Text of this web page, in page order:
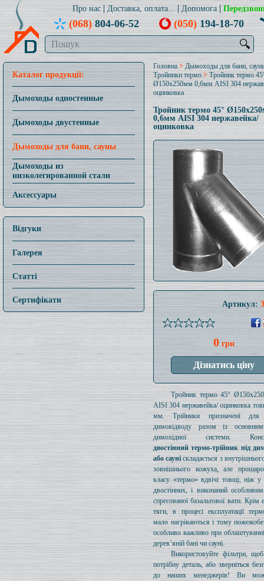
Про нас Доставка, оплата... Допомога
(068)804-06-52 (050)194-18-70
🔍
Каталог продукції:
Дымоходы одностенные
Дымоходы двустенные
Дымоходы для бани, сауны
Дымоходы из
низколегированной стали
Аксессуары
Відгуки
Галерея
Статті
Сертифікати
Головна > Дымоходы для бани,
Тройники термо>Тройник термо
Ø150x250мм 0,6мм AISI 304
оцинковка
Тройник термо 45°
0,6мм AISI 304 нержавейка/
оцинковка
Артикул:
0 грн
Тройник термо 45°
AISI 304 нержавейка/ оцинковка
мм. Трійники призначені для
димовідводу разом із
димохідної системи.
двостінний термо-трійник під
або сауні складається з
зовнішнього кожуха, але
класу «термо» вдвічі товщі, ніж у
двостінних, і виконаний
спресованої базальтової вати. Крім
тяги, в процесі експлуатації
мало нагріваються і тому
особливо важливо при
дерев’яній бані чи сауні.
Використовуйте фільтри, щоб
потрібну деталь, або зверніться
до наших менеджерів! Ви